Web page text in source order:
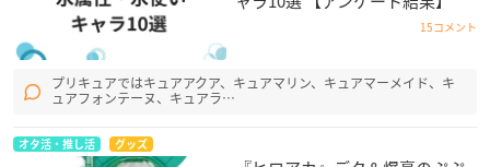
15コメント
プリキュアではキュアアクア、キュアマリン、キュアマーメイド、キ
ュアフォンテーヌ、キュアラ…
オタ活・推し活 グッズ